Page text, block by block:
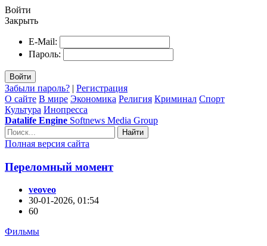
Войти
Закрыть
E-Mail:
Пароль:
Войти
Забыли пароль? | Регистрация
О сайте В мире Экономика Религия Криминал Спорт
Культура Инопресса
Datalife Engine Softnews Media Group
Найти
Полная версия сайта
Переломный момент
veoveo
30-01-2026, 01:54
60
Фильмы